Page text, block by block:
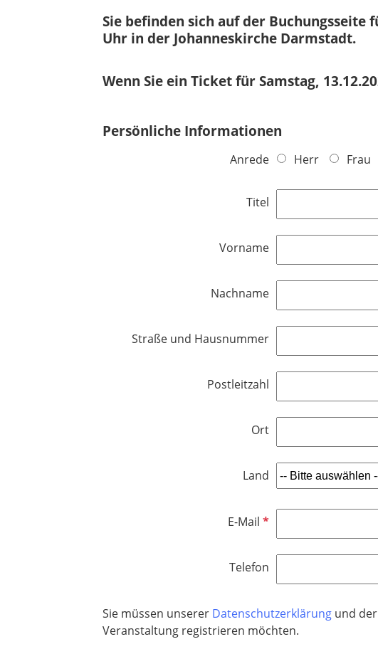
Sie befinden sich auf der Buchungsseite
Uhr in der Johanneskirche Darmstadt.
Wenn Sie ein Ticket für Samstag,
Persönliche Informationen
Anrede Herr Frau
Titel
Vorname
Nachname
Straße und Hausnummer
Postleitzahl
Ort
Land
E-Mail P
i
t
Telefon
Sie müssen unserer Datenschutzerklärung und der
Veranstaltung registrieren möchten.